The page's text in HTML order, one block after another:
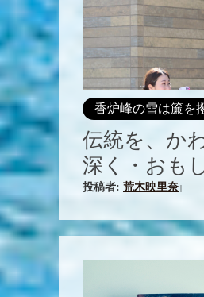
香炉峰の雪は簾を
伝統を、か
深く・おも
投稿者: 荒木映里奈